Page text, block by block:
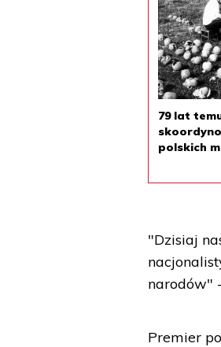
79 lat
polskich
"Dzisiaj
narodów"
Premier